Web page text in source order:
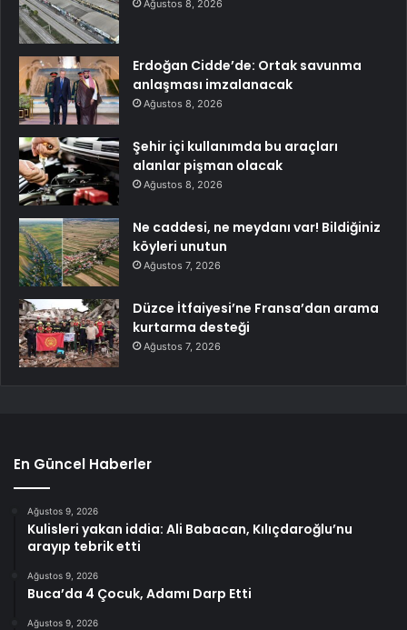
Ağustos 8, 2026
Erdoğan Cidde’de: Ortak savunma
anlaşması imzalanacak
Ağustos 8, 2026
Şehir içi kullanımda bu araçları
alanlar pişman olacak
Ağustos 8, 2026
Ne caddesi, ne meydanı var! Bildiğiniz
köyleri unutun
Ağustos 7, 2026
Düzce İtfaiyesi’ne Fransa’dan arama
kurtarma desteği
Ağustos 7, 2026
En Güncel Haberler
Ağustos 9, 2026
Kulisleri yakan iddia: Ali Babacan, Kılıçdaroğlu’nu
arayıp tebrik etti
Ağustos 9, 2026
Buca’da 4 Çocuk, Adamı Darp Etti
Ağustos 9, 2026